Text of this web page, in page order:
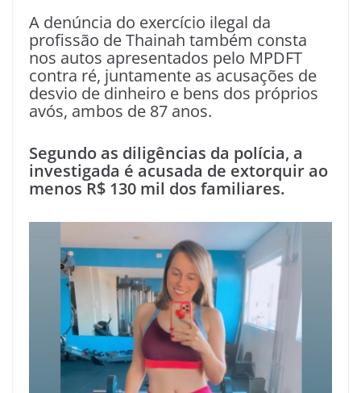
A denúncia do exercício ilegal da
profissão de Thainah também consta
nos autos apresentados pelo MPDFT
contra ré, juntamente as acusações de
desvio de dinheiro e bens dos próprios
avós, ambos de 87 anos.
Segundo as diligências da polícia, a
investigada é acusada de extorquir ao
menos R$ 130 mil dos familiares.